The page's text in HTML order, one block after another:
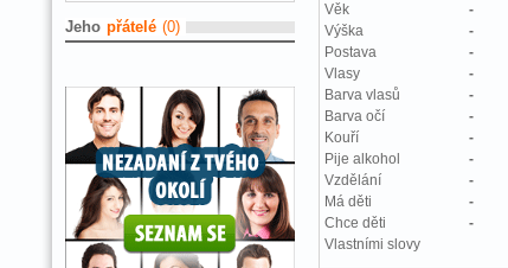
Jeho přátelé (0)
Věk
-
Výška
-
Postava
-
Vlasy
-
Barva vlasů
-
Barva očí
-
Kouří
-
Pije alkohol
-
Vzdělání
-
Má děti
-
Chce děti
-
Vlastními slovy